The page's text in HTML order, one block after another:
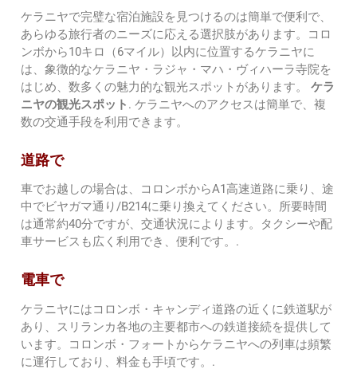
ケラニヤで完璧な宿泊施設を見つけるのは簡単で便利で、
あらゆる旅行者のニーズに応える選択肢があります。コロ
ンボから10キロ（6マイル）以内に位置するケラニヤに
は、象徴的なケラニヤ・ラジャ・マハ・ヴィハーラ寺院を
はじめ、数多くの魅力的な観光スポットがあります。 ケラ
ニヤの観光スポット . ケラニヤへのアクセスは簡単で、複
数の交通手段を利用できます。
道路で
車でお越しの場合は、コロンボからA1高速道路に乗り、途
中でビヤガマ通り/B214に乗り換えてください。所要時間
は通常約40分ですが、交通状況によります。タクシーや配
車サービスも広く利用でき、便利です。.
電車で
ケラニヤにはコロンボ・キャンディ道路の近くに鉄道駅が
あり、スリランカ各地の主要都市への鉄道接続を提供して
います。コロンボ・フォートからケラニヤへの列車は頻繁
に運行しており、料金も手頃です。.